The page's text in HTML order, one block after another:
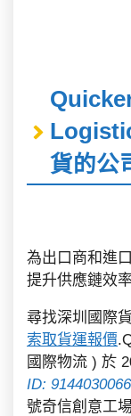
貨的公
為出口商和進
提升供應鏈效率
尋找深圳國際
索取貨運報價
國際物流 ) 於
ID:
號奇信創意工